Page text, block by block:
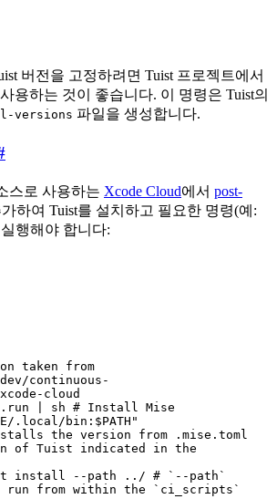
버전을 고정하려면 Tuist 프로젝트에서
용하는 것이 좋습니다. 이 명령은 Tuist의
versions 파일을 생성합니다.
스로 사용하는 Xcode Cloud에서 post-
하여 Tuist를 설치하고 필요한 명령(예:
행해야 합니다:
taken from
continuous-
cloud
sh # Install Mise
/.local/bin: $PATH "
the version from .mise.toml
of Tuist indicated in the
install --path ../ # `--path`
run from within the `ci_scripts`